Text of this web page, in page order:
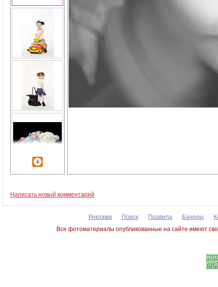
Написать новый комментарий
Реклама Поиск Правила Банеры
Все фотоматериалы опубликованные на сайте имеют